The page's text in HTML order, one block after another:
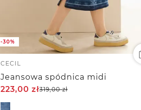
-30%
CECIL
Jeansowa spódnica midi
223,00zł319,00zł